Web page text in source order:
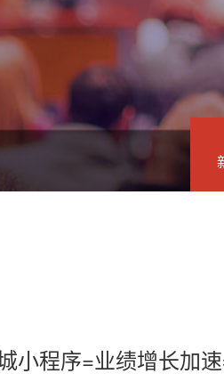
小程序=业绩增长加速